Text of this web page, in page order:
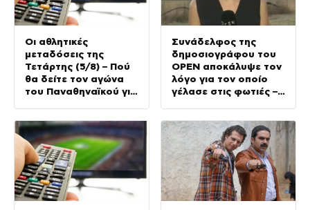
Οι αθλητικές
μεταδόσεις της
Τετάρτης (5/8) – Πού
θα δείτε τον αγώνα
του Παναθηναϊκού για
Συνάδελφος της
δημοσιογράφου του
OPEN αποκάλυψε τον
λόγο για τον οποίο
γέλασε στις φωτιές –